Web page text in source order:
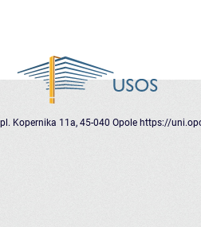
pl. Kopernika 11a, 45-040 Opole https://